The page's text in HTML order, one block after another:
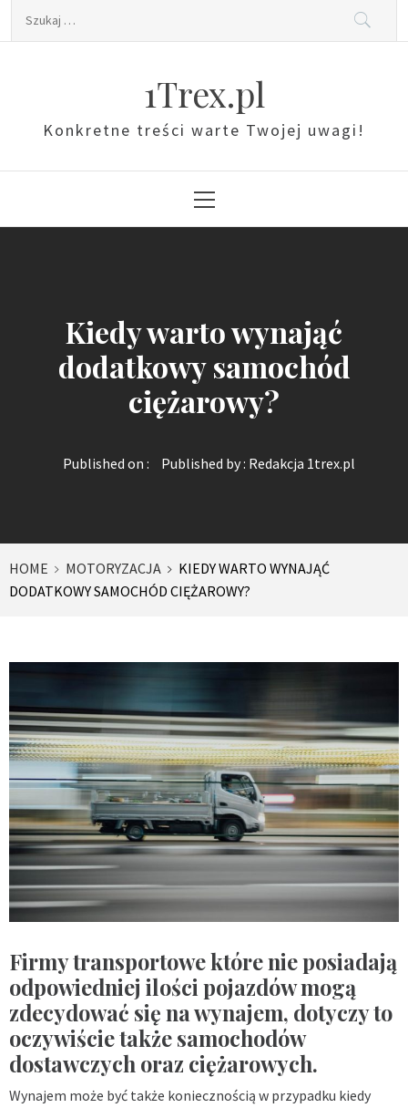
Szukaj:
1Trex.pl
Konkretne treści warte Twojej uwagi!
Menu
Kiedy warto wynająć
dodatkowy samochód
ciężarowy?
Published on : Published by : Redakcja 1trex.pl
HOME MOTORYZACJA
KIEDY WARTO WYNAJĄĆ
DODATKOWY SAMOCHÓD CIĘŻAROWY?
Firmy transportowe które nie posiadają
odpowiedniej ilości pojazdów mogą
zdecydować się na wynajem, dotyczy to
oczywiście także samochodów
dostawczych oraz ciężarowych.
Wynajem może być także koniecznością w przypadku kiedy